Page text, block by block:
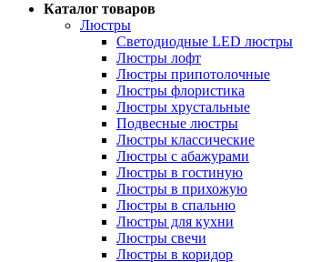
Каталог товаров
Люстры
Светодиодные LED люстры
Люстры лофт
Люстры припотолочные
Люстры флористика
Люстры хрустальные
Подвесные люстры
Люстры классические
Люстры с абажурами
Люстры в гостиную
Люстры в прихожую
Люстры в спальню
Люстры для кухни
Люстры свечи
Люстры в коридор